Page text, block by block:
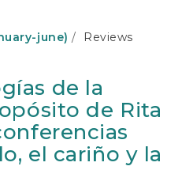
june)
Reviews
de la
de Rita
el cariño y la